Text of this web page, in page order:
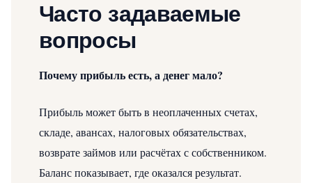
Часто задаваемые
вопросы
Почему прибыль есть, а денег мало?
Прибыль может быть в неоплаченных счетах,
складе, авансах, налоговых обязательствах,
возврате займов или расчётах с собственником.
Баланс показывает, где оказался результат.